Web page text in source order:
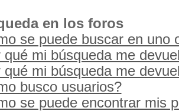
en los foros
se puede buscar en uno
qué mi búsqueda me
qué mi búsqueda me
busco usuarios?
se puede encontrar mis